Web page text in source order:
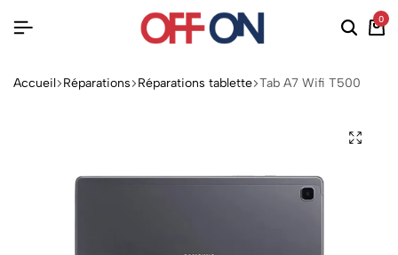
0
Accueil Réparations Réparations tablette Tab A7 Wifi T500